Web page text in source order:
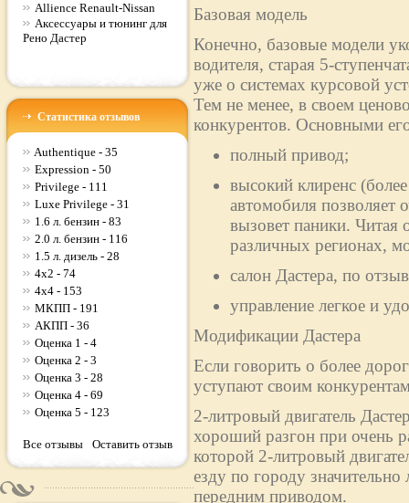
Allience Renault-Nissan
Аксессуары и тюнинг для
Рено Дастер
Статистика отзывов
Authentique - 35
Expression - 50
Privilege - 111
Luxe Privilege - 31
1.6 л. бензин - 83
2.0 л. бензин - 116
1.5 л. дизель - 28
4x2 - 74
4x4 - 153
МКПП - 191
АКПП - 36
Оценка 1 - 4
Оценка 2 - 3
Оценка 3 - 28
Оценка 4 - 69
Оценка 5 - 123
Все отзывы Оставить отзыв
Базовая модель
Конечно, базовые модели
водителя, старая 5-
уже о системах курсовой
Тем не менее, в своем
конкурентов. Основными
полный привод;
высокий клиренс
автомобиля позволяет
вызовет паники. Читая
различных регионах,
салон Дастера, по
управление легкое и
Модификации Дастера
Если говорить о более
уступают своим
2-литровый двигатель
хороший разгон при очень
которой 2-литровый
езду по городу
передним приводом.